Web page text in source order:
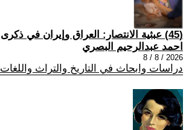
(45) عبثية الانتصار: العراق وإيران في ذكرى 8/8
احمد عبدالرحيم البصري
2026 / 8 / 8
دراسات وابحاث في التاريخ والتراث واللغات